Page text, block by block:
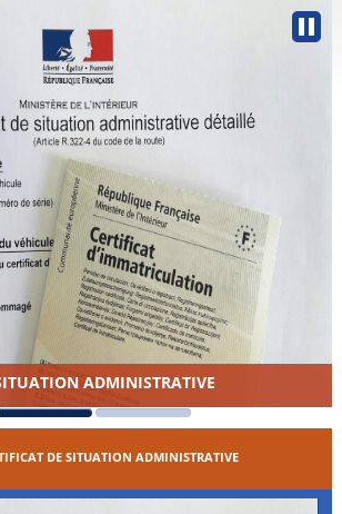
ADMINISTRATIVE
DE SITUATION ADMINISTRATIVE